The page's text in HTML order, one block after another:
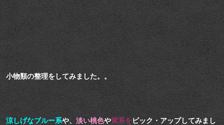
小物類の整理をしてみました。。
涼しげなブルー系や、 淡い桃色や紫系をピック・アップしてみまし